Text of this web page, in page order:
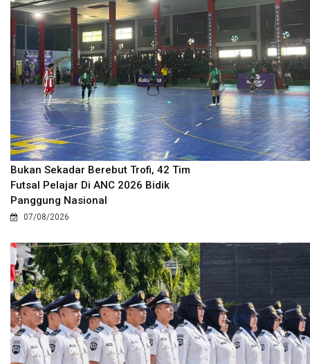
Bukan Sekadar Berebut Trofi, 42 Tim
Futsal Pelajar Di ANC 2026 Bidik
Panggung Nasional
07/08/2026